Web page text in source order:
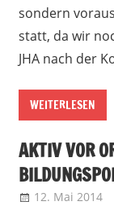
sondern
statt, da wir
JHA nach der
WEITERLESEN
AKTIV VOR
12. Mai 2014